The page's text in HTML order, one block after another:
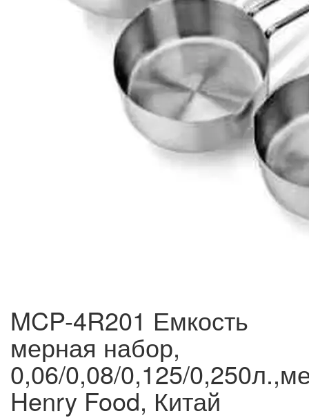
MCP-4R201 Емкость
мерная набор,
0,06/0,08/0,125/
Henry Food, Китай